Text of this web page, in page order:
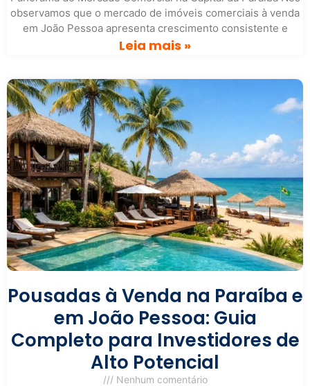
observamos que o mercado de imóveis comerciais à venda
em João Pessoa apresenta crescimento consistente e
Leia mais »
Pousadas à Venda na Paraíba e
em João Pessoa: Guia
Completo para Investidores de
Alto Potencial
Nenhum comentário